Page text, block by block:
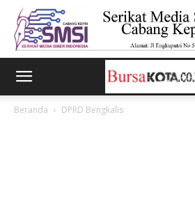
Beranda DPRD Bengkalis